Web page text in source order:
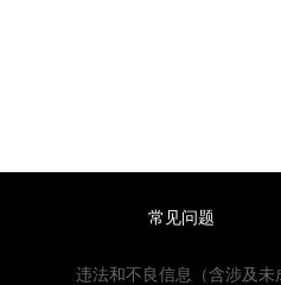
常见问题
违法和不良信息（含涉及